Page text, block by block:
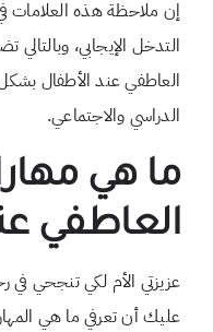
إن ملاحظة هذه العلامات
التدخل الإيجابي، وبالتالي
العاطفي عند الأطفال
الدراسي والاجتماعي.
ما هي
العاطفي
عزيزتي الأم لكي تنجحي في
عليك أن تعرفي ما هي